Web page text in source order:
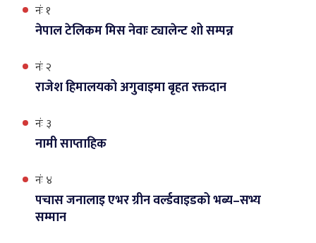
नंः १
नेपाल टेलिकम मिस नेवाः ट्यालेन्ट शो सम्पन्न
नंः २
राजेश हिमालयको अगुवाइमा बृहत रक्तदान
नंः ३
नामी साप्ताहिक
नंः ४
पचास जनालाइ एभर ग्रीन वर्ल्डवाइडको भब्य–सभ्य
सम्मान